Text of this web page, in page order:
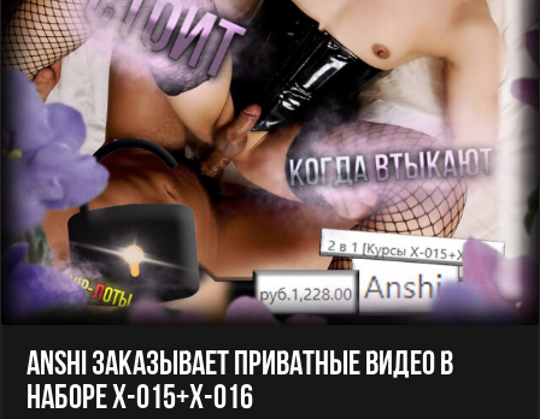
Anshi Заказывает Приватные Видео В
Наборе X-015+X-016